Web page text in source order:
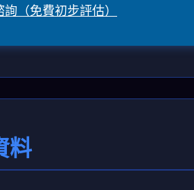
（免費初步評估）
料